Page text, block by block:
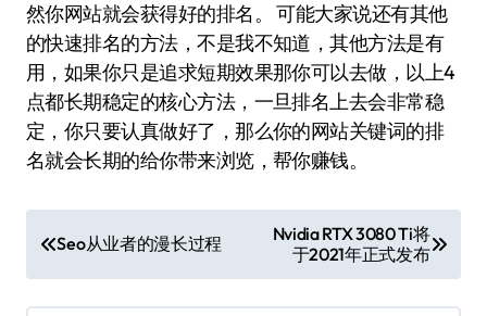
然你网站就会获得好的排名。 可能大家说还有其他
的快速排名的方法，不是我不知道，其他方法是有
用，如果你只是追求短期效果那你可以去做，以上4
点都长期稳定的核心方法，一旦排名上去会非常稳
定，你只要认真做好了，那么你的网站关键词的排
名就会长期的给你带来浏览，帮你赚钱。
章
导
Seo从业者的漫长过程
Nvidia RTX 3080 Ti将
于2021年正式发布